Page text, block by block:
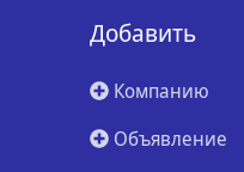
Добавить
Компанию
Объявление